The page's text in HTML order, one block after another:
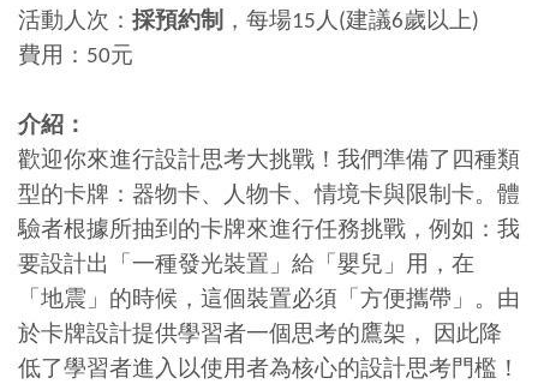
活動人次： 採預約制
，每場15人(建議6歲以上)
費用：50元
介紹：
歡迎你來進行設計思考大挑戰！我們準備了四種類
型的卡牌：器物卡、人物卡、情境卡與限制卡。體
驗者根據所抽到的卡牌來進行任務挑戰，例如：我
要設計出「一種發光裝置」給「嬰兒」用，在
「地震」的時候，這個裝置必須「方便攜帶」。由
於卡牌設計提供學習者一個思考的鷹架， 因此降
低了學習者進入以使用者為核心的設計思考門檻！